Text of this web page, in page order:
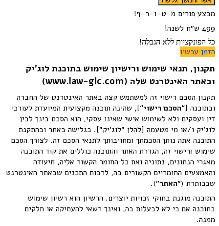
מבצע פורים מ-ט-ו-ר-ף!
499 ש״ח לשנה!
כל הפונקציות ללא הגבלה!
הזמן עכשיו
תקנון, תנאי שימוש ורישיון שימוש בתוכנת לוג׳יק
ובאתר האינטרנט שלה (www.law-gic.com)
תקנון הסכם רישוי זה למשתמש קצה באתר האינטרנט של החברה
ובתוכנה [“הסכם רישוי“], שהינה תוכנה מקצועית המיועדת לעורכי
דין ועסקים ולא לשימוש אישי שאינו עסקי, הוא הסכם בינך לבין
לוג׳יק ו/או מי מטעמה [להלן ״לוג׳יק״]. בגלישה באתר ובהתקנת
התוכנה אתה נותן הסכמתך ומחויבותך לתנאי הסכם זה. לצורך הסכם
שימוש ורישוי זה, הגדרת האתר והתוכנה כוללים את קוד התוכנה
מאגרי הנתונים, נתוניה ואת כל החומר הקשור אליה, תיעודה
והאמצעים החומריים הקשורים בה, לרבות התכנים שבאתר האינטרנט
שבכותרת (״האתר״).
התוכנה מוגנת בחוקי זכויות יוצרים. הרשיון הוא רשיון שימוש
בתוכנה אם כי לא לבעלות בה, ואינך רשאי להעתיקה או חלקים
ממנה.